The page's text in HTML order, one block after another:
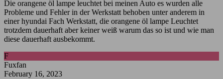
Die orangene öl lampe leuchtet bei meinen Auto es wurden alle
Probleme und Fehler in der Werkstatt behoben unter anderem in
einer hyundai Fach Werkstatt, die orangene öl lampe Leuchtet
trotzdem dauerhaft aber keiner weiß warum das so ist und wie man
diese dauerhaft ausbekommt.
F
Fuxfan
February 16, 2023